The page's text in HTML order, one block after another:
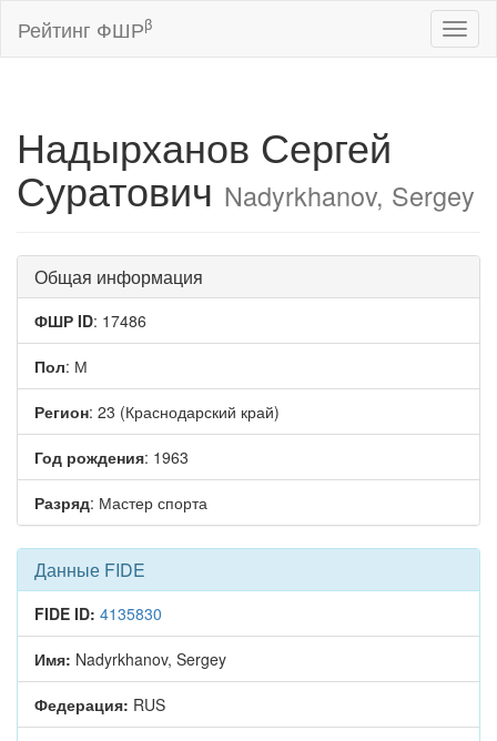
Рейтинг ФШРβ
Надырханов Сергей
Суратович Nadyrkhanov, Sergey
Общая информация
ФШР ID: 17486
Пол: М
Регион: 23 (Краснодарский край)
Год рождения: 1963
Разряд: Мастер спорта
Данные FIDE
FIDE ID: 4135830
Имя: Nadyrkhanov, Sergey
Федерация: RUS